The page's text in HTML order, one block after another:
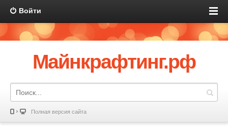
Войти
Майнкрафтинг.рф
Полная версия сайта